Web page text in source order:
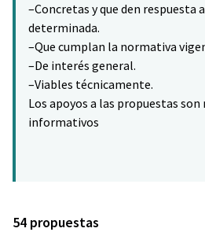
–Concretas y que den respuesta
determinada.
–Que cumplan la normativa
–De interés general.
–Viables técnicamente.
Los apoyos a las propuestas
informativos
54 propuestas